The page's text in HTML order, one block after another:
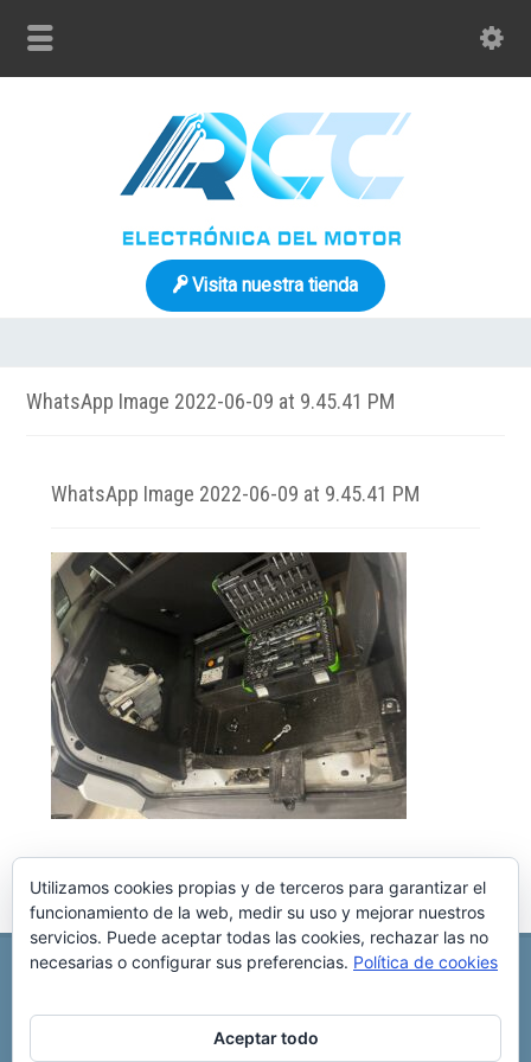
Visita nuestra tienda
WhatsApp Image 2022-06-09 at 9.45.41 PM
WhatsApp Image 2022-06-09 at 9.45.41 PM
REPARACIÓN CENTRALITA DE COCHE
C/ Virgen del pilar, 6 ,
Copyright © 2025 Reparación Centralita De Coche
Utilizamos cookies propias y de terceros para garantizar el
funcionamiento de la web, medir su uso y mejorar nuestros
servicios. Puede aceptar todas las cookies, rechazar las no
necesarias o configurar sus preferencias. Política de cookies
Aceptar todo